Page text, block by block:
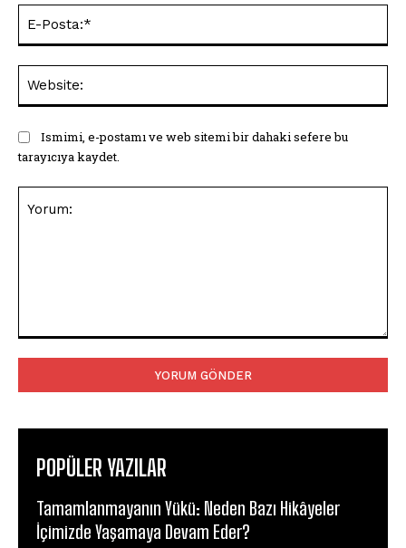
Ismimi, e-postamı ve web sitemi bir dahaki sefere bu
tarayıcıya kaydet.
POPÜLER YAZILAR
Tamamlanmayanın Yükü: Neden Bazı Hikâyeler
İçimizde Yaşamaya Devam Eder?